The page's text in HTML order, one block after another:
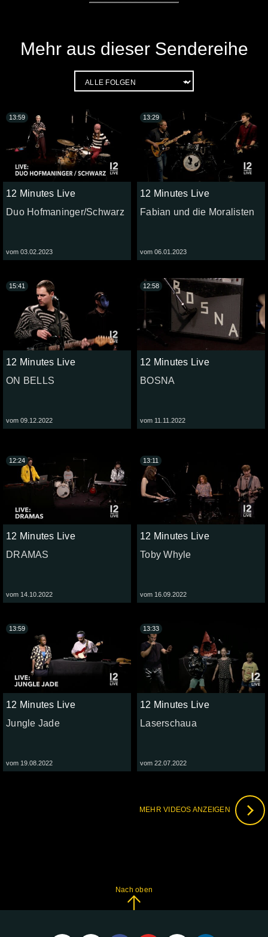
Mehr aus dieser Sendereihe
12 Minutes Live
Duo Hofmaninger/Schwarz
vom 03.02.2023
13:59
12 Minutes Live
Fabian und die Moralisten
vom 06.01.2023
13:29
12 Minutes Live
ON BELLS
vom 09.12.2022
15:41
12 Minutes Live
BOSNA
vom 11.11.2022
12:58
12 Minutes Live
DRAMAS
vom 14.10.2022
12:24
12 Minutes Live
Toby Whyle
vom 16.09.2022
13:11
12 Minutes Live
Jungle Jade
vom 19.08.2022
13:59
12 Minutes Live
Laserschaua
vom 22.07.2022
13:33
MEHR VIDEOS ANZEIGEN
Nach oben